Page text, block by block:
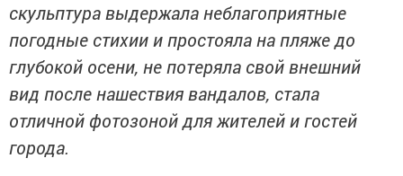
скульптура выдержала неблагоприятные
погодные стихии и простояла на пляже до
глубокой осени, не потеряла свой внешний
вид после нашествия вандалов, стала
отличной фотозоной для жителей и гостей
города.